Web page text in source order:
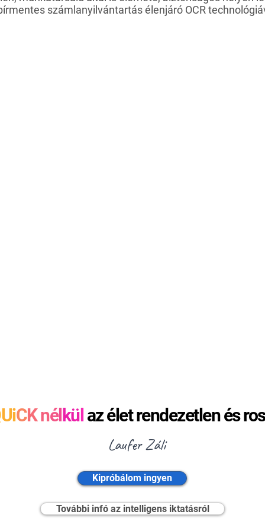
számlanyilvántartás élenjáró OCR
UiCKnél kül az élet rendezetlen és
Laufer Záli
Kipróbálom ingyen
További infó az intelligens iktatásról